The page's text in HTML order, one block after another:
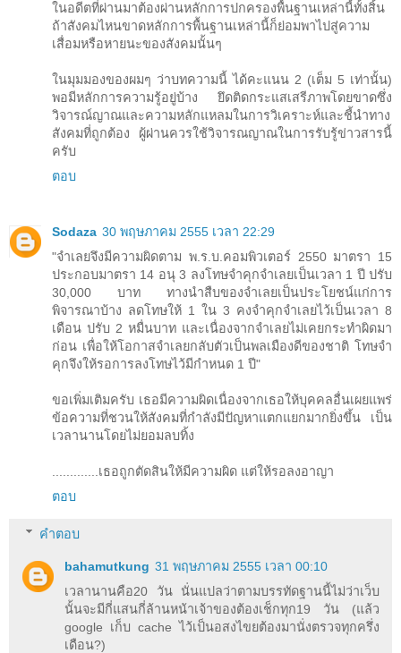
ในอดีตที่ผ่านมาต้องผ่านหลักการปกครองพื้นฐานเหล่านี้ทั้งสิ้น
ถ้าสังคมไหนขาดหลักการพื้นฐานเหล่านี้ก็ย่อมพาไปสู่ความ
เสื่อมหรือหายนะของสังคมนั้นๆ
ในมุมมองของผมๆ ว่าบทความนี้ ได้คะแนน 2 (เต็ม 5 เท่านั้น)
พอมีหลักการความรู้อยู่บ้าง ยึดติดกระแสเสรีภาพโดยขาดซึ่ง
วิจารณ์ญาณและความหลักแหลมในการวิเคราะห์และชี้นำทาง
สังคมที่ถูกต้อง ผู้ผ่านควรใช้วิจารณญาณในการรับรู้ข่าวสารนี้
ครับ
ตอบ
Sodaza 30 พฤษภาคม 2555 เวลา 22:29
"จำเลยจึงมีความผิดตาม พ.ร.บ.คอมพิวเตอร์ 2550 มาตรา 15
ประกอบมาตรา 14 อนุ 3 ลงโทษจำคุกจำเลยเป็นเวลา 1 ปี ปรับ
30,000 บาท ทางนำสืบของจำเลยเป็นประโยชน์แก่การ
พิจารณาบ้าง ลดโทษให้ 1 ใน 3 คงจำคุกจำเลยไว้เป็นเวลา 8
เดือน ปรับ 2 หมื่นบาท และเนื่องจากจำเลยไม่เคยกระทำผิดมา
ก่อน เพื่อให้โอกาสจำเลยกลับตัวเป็นพลเมืองดีของชาติ โทษจำ
คุกจึงให้รอการลงโทษไว้มีกำหนด 1 ปี"
ขอเพิ่มเติมครับ เธอมีความผิดเนื่องจากเธอให้บุคคลอื่นเผยแพร่
ข้อความที่ชวนให้สังคมที่กำลังมีปัญหาแตกแยกมากยิ่งขึ้น เป็น
เวลานานโดยไม่ยอมลบทิ้ง
.............เธอถูกตัดสินให้มีความผิด แต่ให้รอลงอาญา
ตอบ
คำตอบ
bahamutkung 31 พฤษภาคม 2555 เวลา 00:10
เวลานานคือ20 วัน นั่นแปลว่าตามบรรทัดฐานนี้ไม่ว่าเว็บ
นั้นจะมีกี่แสนกี่ล้านหน้าเจ้าของต้องเช็กทุก19 วัน (แล้ว
google เก็บ cache ไว้เป็นอสงไขยต้องมานั่งตรวจทุกครึ่ง
เดือน?)